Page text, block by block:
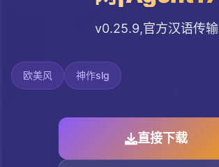
v0.25.9,官方汉语传输
欧美风 神作slg
直接下载